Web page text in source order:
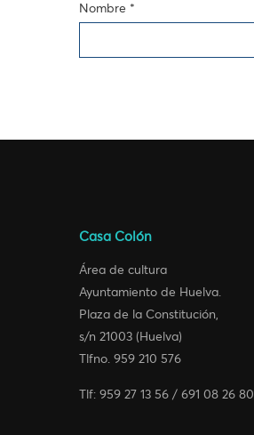
Nombre *
Casa Colón
Área de cultura
Ayuntamiento de Huelva.
Plaza de la Constitución,
s/n 21003 (Huelva)
Tlfno. 959 210 576
Tlf: 959 27 13 56 / 691 08 26 80